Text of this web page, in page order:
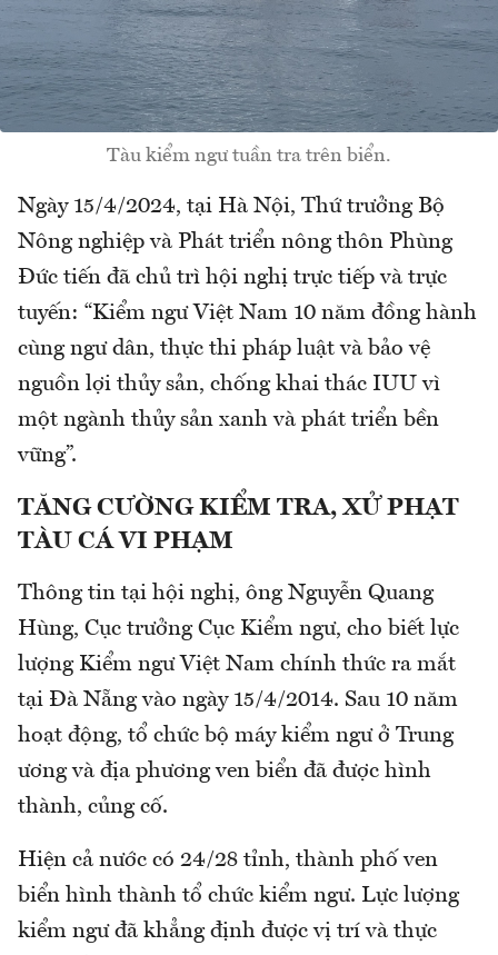
Tàu kiểm ngư tuần tra trên biển.
Ngày 15/4/2024, tại Hà Nội, Thứ trưởng Bộ
Nông nghiệp và Phát triển nông thôn Phùng
Đức tiến đã chủ trì hội nghị trực tiếp và trực
tuyến: “Kiểm ngư Việt Nam 10 năm đồng hành
cùng ngư dân, thực thi pháp luật và bảo vệ
nguồn lợi thủy sản, chống khai thác IUU vì
một ngành thủy sản xanh và phát triển bền
vững”.
TĂNG CƯỜNG KIỂM TRA, XỬ PHẠT
TÀU CÁ VI PHẠM
Thông tin tại hội nghị, ông Nguyễn Quang
Hùng, Cục trưởng Cục Kiểm ngư, cho biết lực
lượng Kiểm ngư Việt Nam chính thức ra mắt
tại Đà Nẵng vào ngày 15/4/2014. Sau 10 năm
hoạt động, tổ chức bộ máy kiểm ngư ở Trung
ương và địa phương ven biển đã được hình
thành, củng cố.
Hiện cả nước có 24/28 tỉnh, thành phố ven
biển hình thành tổ chức kiểm ngư. Lực lượng
kiểm ngư đã khẳng định được vị trí và thực